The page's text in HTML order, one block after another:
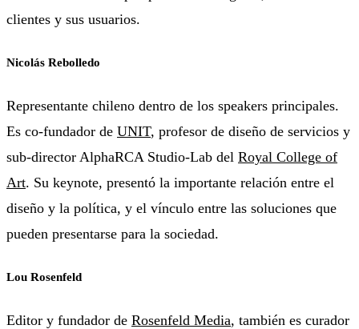
clientes y sus usuarios.
Nicolás Rebolledo
Representante chileno dentro de los speakers principales.
Es co-fundador de UNIT, profesor de diseño de servicios y
sub-director AlphaRCA Studio-Lab del Royal College of
Art. Su keynote, presentó la importante relación entre el
diseño y la política, y el vínculo entre las soluciones que
pueden presentarse para la sociedad.
Lou Rosenfeld
Editor y fundador de Rosenfeld Media, también es curador